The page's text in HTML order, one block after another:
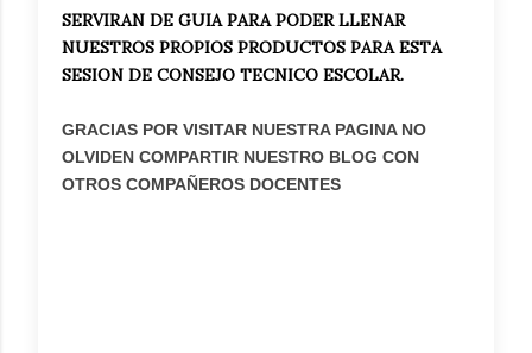
SERVIRAN DE GUIA PARA PODER LLENAR
NUESTROS PROPIOS PRODUCTOS PARA ESTA
SESION DE CONSEJO TECNICO ESCOLAR.
GRACIAS POR VISITAR NUESTRA PAGINA NO
OLVIDEN COMPARTIR NUESTRO BLOG CON
OTROS COMPAÑEROS DOCENTES